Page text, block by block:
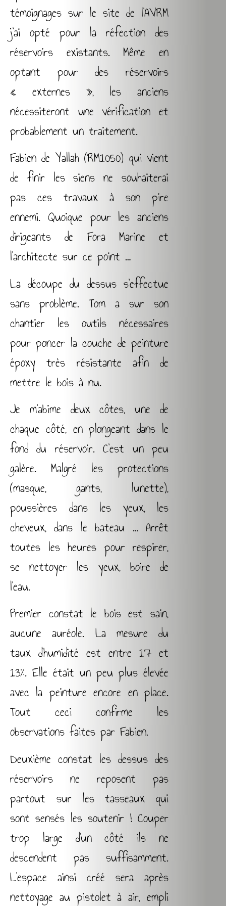
témoignages sur le site de l’AVRM
j’ai opté pour la réfection des
réservoirs existants. Même en
optant pour des réservoirs
« externes », les anciens
nécessiteront une vérification et
probablement un traitement.
Fabien de Yallah (RM1050) qui vient
de finir les siens ne souhaiterai
pas ces travaux à son pire
ennemi. Quoique pour les anciens
dirigeants de Fora Marine et
l’architecte sur ce point …
La découpe du dessus s’effectue
sans problème. Tom a sur son
chantier les outils nécessaires
pour poncer la couche de peinture
époxy très résistante afin de
mettre le bois à nu.
Je m’abime deux côtes, une de
chaque côté, en plongeant dans le
fond du réservoir. C’est un peu
galère. Malgré les protections
(masque, gants, lunette),
poussières dans les yeux, les
cheveux, dans le bateau … Arrêt
toutes les heures pour respirer,
se nettoyer les yeux, boire de
l’eau.
Premier constat le bois est sain,
aucune auréole. La mesure du
taux d’humidité est entre 17 et
13%. Elle était un peu plus élevée
avec la peinture encore en place.
Tout ceci confirme les
observations faites par Fabien.
Deuxième constat les dessus des
réservoirs ne reposent pas
partout sur les tasseaux qui
sont sensés les soutenir ! Couper
trop large d’un côté ils ne
descendent pas suffisamment.
L’espace ainsi créé sera après
nettoyage au pistolet à air, empli